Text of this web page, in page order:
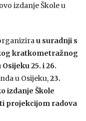
izdanje Škole u
u suradnji s
kratkometražnog
25. i 26.
u Osijeku,23.
izdanje Škole
projekcijom radova